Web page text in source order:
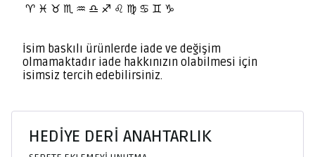
♈️ ♓️ ♉️ ♏️ ♒️ ♎️ ♐️ ♌️ ♍️ ♋️ ♊️ ♑️
İsim baskılı ürünlerde iade ve değişim
olmamaktadır iade hakkınızın olabilmesi için
isimsiz tercih edebilirsiniz.
HEDİYE DERİ ANAHTARLIK